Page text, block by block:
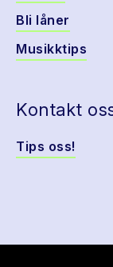
Bli låner
Musikktips
Kontakt
Tips oss!